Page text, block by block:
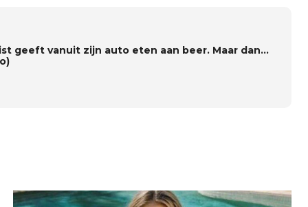
geeft vanuit zijn auto eten aan beer. Maar dan…